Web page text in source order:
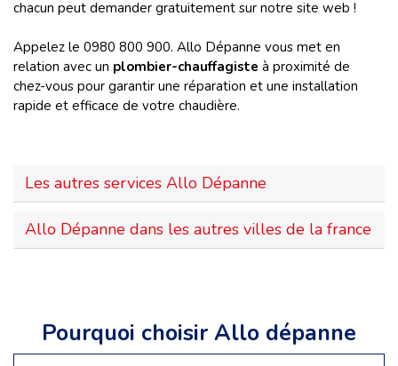
chacun peut demander gratuitement sur notre site web !
Appelez le 0980 800 900. Allo Dépanne vous met en
relation avec un plombier-chauffagiste à proximité de
chez-vous pour garantir une réparation et une installation
rapide et efficace de votre chaudière.
Les autres services Allo Dépanne
Allo Dépanne dans les autres villes de la france
Pourquoi choisir Allo dépanne